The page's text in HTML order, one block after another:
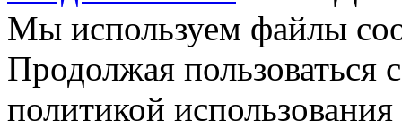
Мы используем файлы
Продолжая пользоваться
политикой